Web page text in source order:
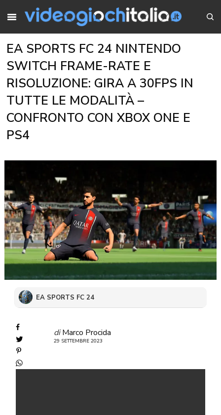
EA SPORTS FC 24 NINTENDO
SWITCH FRAME-RATE E
RISOLUZIONE: GIRA A 30FPS IN
TUTTE LE MODALITÀ –
CONFRONTO CON XBOX ONE E
PS4
EA SPORTS FC 24
di Marco Procida
29 SETTEMBRE 2023